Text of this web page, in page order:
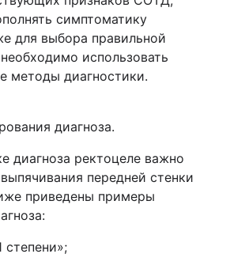
симптоматику
для выбора правильной
использовать
методы диагностики.
диагноза.
диагноза ректоцеле важно
передней стенки
приведены примеры
степени»;